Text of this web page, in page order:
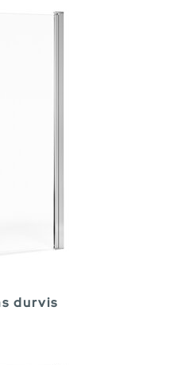
durvis